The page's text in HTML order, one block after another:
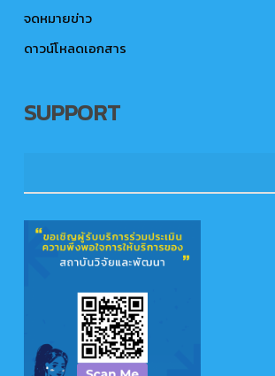
จดหมายข่าว
ดาวน์โหลดเอกสาร
SUPPORT